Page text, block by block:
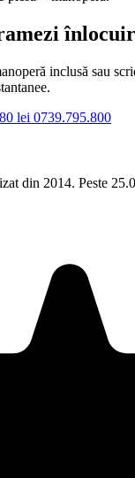
inclusă sau
lei 0739.795.800
din 2014. Peste